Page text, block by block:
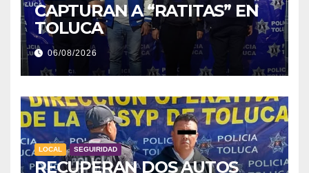
CAPTURAN A “RATITAS” EN
TOLUCA
06/08/2026
LOCAL SEGUIRIDAD
RECUPERAN DOS AUTOS